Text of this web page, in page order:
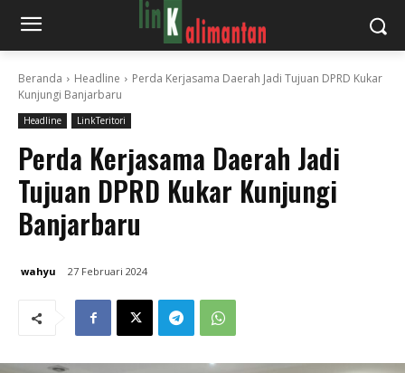
Beranda Headline
Perda Kerjasama Daerah Jadi Tujuan DPRD Kukar
Kunjungi Banjarbaru
Headline LinkTeritori
Perda Kerjasama Daerah Jadi
Tujuan DPRD Kukar Kunjungi
Banjarbaru
wahyu 27 Februari 2024